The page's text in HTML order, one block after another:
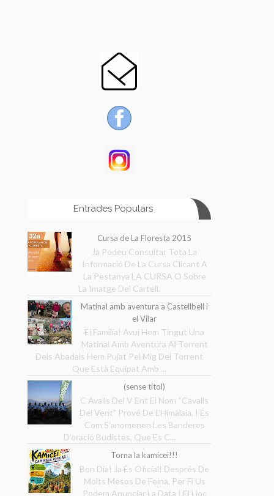
Entrades Populars
Cursa de La Floresta 2015
Ja Podeu Consultar Tota La
Informació De La Cursa Clicant A
La Pestanya LA CURSA O Sobre
La Imatge Del Cartell.
Matinal amb aventura a Castellbell i
el Vilar
Ei Família! Avui Hem Tingut Una
Matinal Amb Aventura Al Torrent
Dels Abadals Hem Pujat Pel Mig Del Torrent
Que Està Equipat Amb ...
(sense títol)
C Avalls Del V Ent El Nom “Cavalls
Del Vent” Prové De L’Himàlaia, I És
Com S’anomenen Les Banderes
D’oració Budistes, Que Es C...
Torna la kamicei!!!
Bon Dia! Ja És Oficial! Després De
Molts Mesos De Feina, Per Fi Us
Podem Anunciar La Data I El Lloc